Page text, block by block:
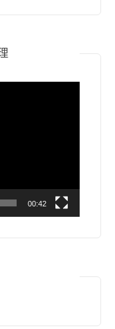
00:42